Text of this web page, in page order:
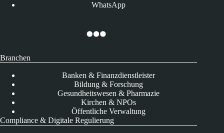
WhatsApp
Branchen
Banken & Finanzdienstleister
Bildung & Forschung
Gesundheitswesen & Pharmazie
Kirchen & NPOs
Öffentliche Verwaltung
Compliance & Digitale Regulierung